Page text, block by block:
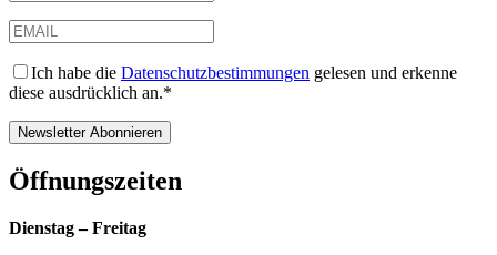
Ich habe die Datenschutzbestimmungen gelesen und erkenne
diese ausdrücklich an.*
Öffnungszeiten
Dienstag – Freitag